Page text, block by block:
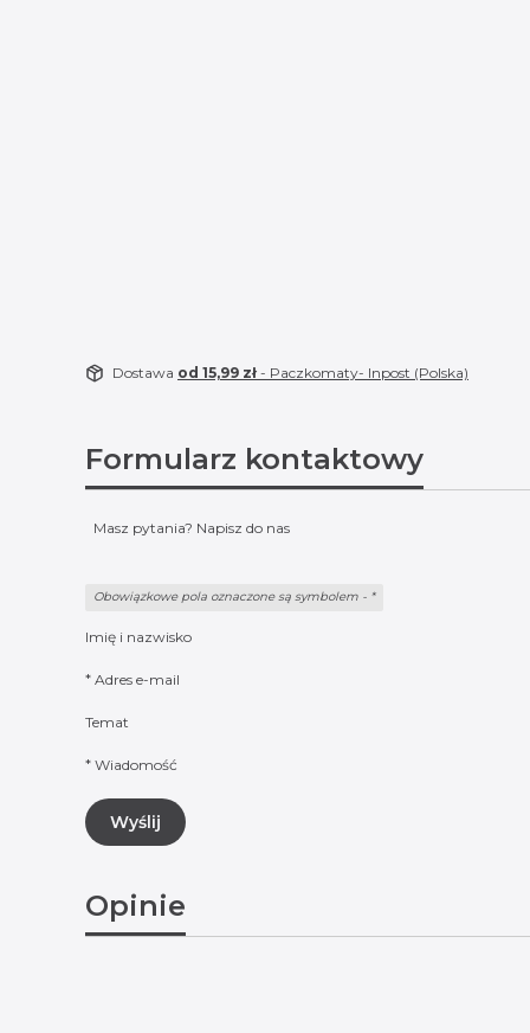
Dostawa od 15,99 zł - Paczkomaty- Inpost (Polska)
Formularz kontaktowy
Masz pytania? Napisz do nas
Obowiązkowe pola oznaczone są symbolem - *
Imię i nazwisko
* Adres e-mail
Temat
* Wiadomość
Wyślij
Opinie